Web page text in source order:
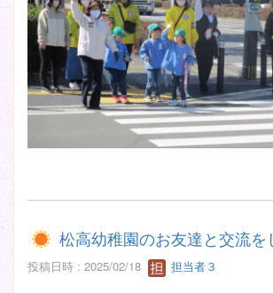
松高幼稚園のお友達と交流を
投稿日時 : 2025/02/18 担当者３